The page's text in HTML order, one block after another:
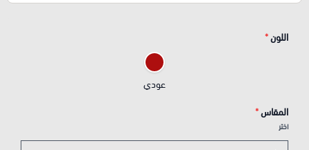
اللون*
عودي
المقاس*
اختر